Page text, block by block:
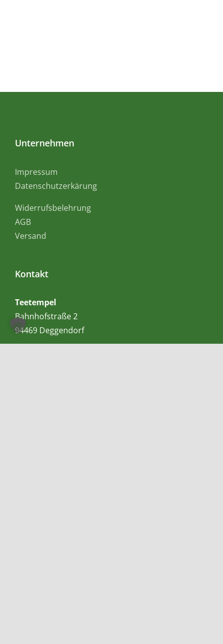
Unternehmen
Impressum
Datenschutzerkärung
Widerrufsbelehrung
AGB
Versand
Kontakt
Teetempel
Bahnhofstraße 2
94469 Deggendorf